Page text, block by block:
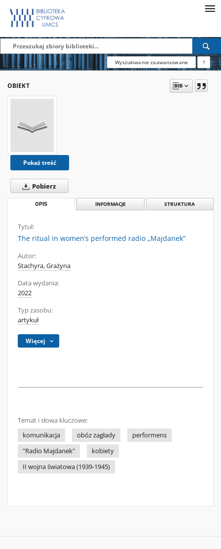
Wyszukiwanie zaawansowane ?
OBIEKT
Pokaż treść
Pobierz
OPIS INFORMACJE STRUKTURA
Tytuł:
The ritual in women’s performed radio „Majdanek”
Autor:
Stachyra, Grażyna
Data wydania:
2022
Typ zasobu:
artykuł
Więcej
Temat i słowa kluczowe:
komunikacja
obóz zagłady
performens
"Radio Majdanek"
kobiety
II wojna światowa (1939-1945)